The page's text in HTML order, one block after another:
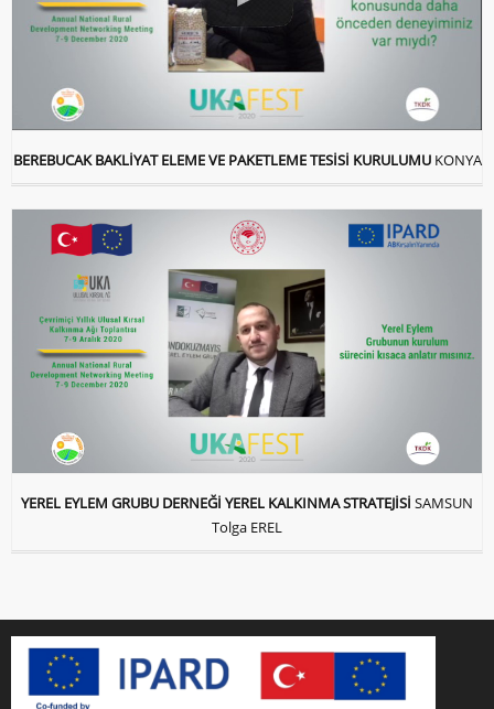
BEREBUCAK BAKLİYAT ELEME VE PAKETLEME TESİSİ KURULUMU KONYA
YEREL EYLEM GRUBU DERNEĞİ YEREL KALKINMA STRATEJİSİ SAMSUN
Tolga EREL